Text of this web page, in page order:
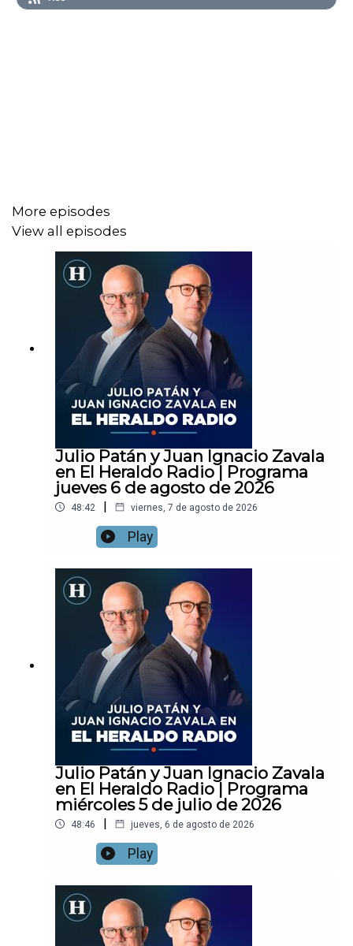
More episodes
View all episodes
Julio Patán y Juan Ignacio Zavala
en El Heraldo Radio | Programa
jueves 6 de agosto de 2026
48:42 | viernes, 7 de agosto de 2026
Play
Julio Patán y Juan Ignacio Zavala
en El Heraldo Radio | Programa
miércoles 5 de julio de 2026
48:46 | jueves, 6 de agosto de 2026
Play